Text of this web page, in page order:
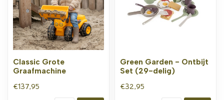
Classic Grote
Graafmachine
€137,95
Green Garden - Ontbijt
Set (29-delig)
€32,95